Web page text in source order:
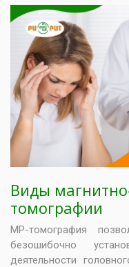
Виды
томографии
МР-томография
безошибочно
деятельности